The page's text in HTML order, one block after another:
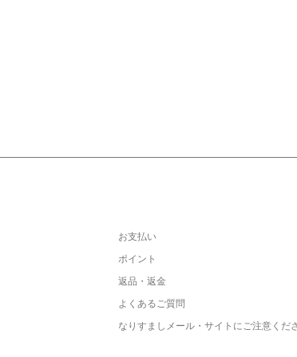
お支払い
ポイント
返品・返金
よくあるご質問
なりすましメール・サイトにご注意くだ